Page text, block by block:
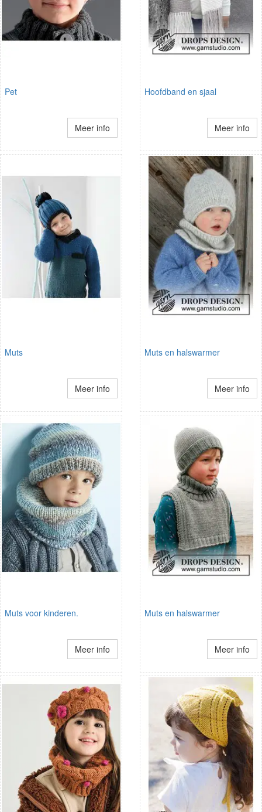
Pet
Meer info
Hoofdband en sjaal
Meer info
Muts
Meer info
Muts en halswarmer
Meer info
Muts voor kinderen.
Meer info
Muts en halswarmer
Meer info